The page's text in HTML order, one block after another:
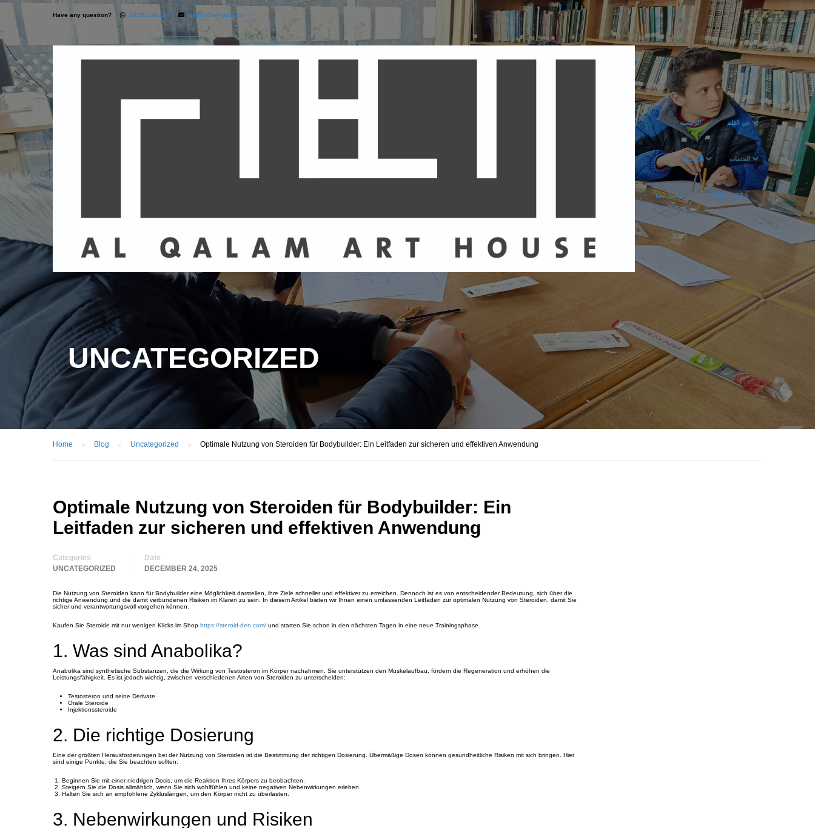
Have any question? 01093140104 admin@al-qalm.co
الرئيسية عن القلم
الأنشطة الخدمات
تواصل معنا LANGUAGES
UNCATEGORIZED
Home Blog Uncategorized Optimale Nutzung von Steroiden für Bodybuilder: Ein Leitfaden zur sicheren und effektiven Anwendung
Optimale Nutzung von Steroiden für Bodybuilder: Ein
Leitfaden zur sicheren und effektiven Anwendung
Categories
UNCATEGORIZED
Date
DECEMBER 24, 2025
Die Nutzung von Steroiden kann für Bodybuilder eine Möglichkeit darstellen, ihre Ziele schneller und effektiver zu erreichen. Dennoch ist es von entscheidender Bedeutung, sich über die
richtige Anwendung und die damit verbundenen Risiken im Klaren zu sein. In diesem Artikel bieten wir Ihnen einen umfassenden Leitfaden zur optimalen Nutzung von Steroiden, damit Sie
sicher und verantwortungsvoll vorgehen können.
Kaufen Sie Steroide mit nur wenigen Klicks im Shop https://steroid-den.com/ und starten Sie schon in den nächsten Tagen in eine neue Trainingsphase.
1. Was sind Anabolika?
Anabolika sind synthetische Substanzen, die die Wirkung von Testosteron im Körper nachahmen. Sie unterstützen den Muskelaufbau, fördern die Regeneration und erhöhen die
Leistungsfähigkeit. Es ist jedoch wichtig, zwischen verschiedenen Arten von Steroiden zu unterscheiden:
Testosteron und seine Derivate
Orale Steroide
Injektionssteroide
2. Die richtige Dosierung
Eine der größten Herausforderungen bei der Nutzung von Steroiden ist die Bestimmung der richtigen Dosierung. Übermäßige Dosen können gesundheitliche Risiken mit sich bringen. Hier
sind einige Punkte, die Sie beachten sollten:
Beginnen Sie mit einer niedrigen Dosis, um die Reaktion Ihres Körpers zu beobachten.
Steigern Sie die Dosis allmählich, wenn Sie sich wohlfühlen und keine negativen Nebenwirkungen erleben.
Halten Sie sich an empfohlene Zykluslängen, um den Körper nicht zu überlasten.
3. Nebenwirkungen und Risiken